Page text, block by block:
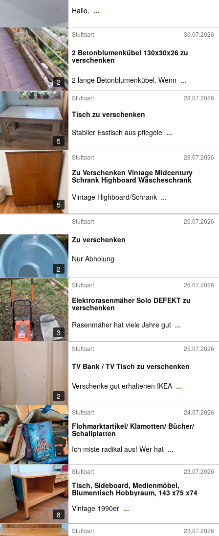
Hallo, ...
2
Stuttgart 30.07.2026
2 Betonblumenkübel 130x30x26 zu
verschenken
2 lange Betonblumenkübel. Wenn ...
5
Stuttgart 28.07.2026
Tisch zu verschenken
Stabiler Esstisch aus pflegele ...
5
Stuttgart 28.07.2026
Zu Verschenken Vintage Midcentury
Schrank Highboard Wäscheschrank
Vintage Highboard/Schrank ...
2
Stuttgart 26.07.2026
Zu verschenken
Nur Abholung
3
Stuttgart 26.07.2026
Elektrorasenmäher Solo DEFEKT zu
verschenken
Rasenmäher hat viele Jahre gut ...
2
Stuttgart 25.07.2026
TV Bank / TV Tisch zu verschenken
Verschenke gut erhaltenen IKEA ...
Stuttgart 24.07.2026
Flohmarktartikel/ Klamotten/ Bücher/
Schallplatten
Ich miste radikal aus! Wer hat ...
8
Stuttgart 23.07.2026
Tisch, Sideboard, Medienmöbel,
Blumentisch Hobbyraum, 143 x75 x74
Vintage 1990er ...
Stuttgart 23.07.2026